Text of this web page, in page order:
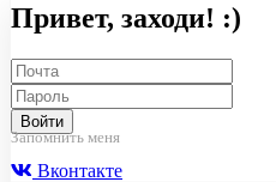
Привет, заходи! :)
Войти
Запомнить меня
Вконтакте